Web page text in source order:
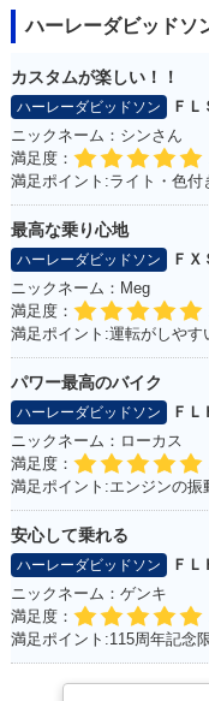
ハーレーダビッドソ
カスタムが楽しい！！
ハーレーダビッドソン
ＦＬ
ニックネーム：シンさん
満足度：
満足ポイント:ライト・色付
最高な乗り心地
ハーレーダビッドソン
Ｆ
ニックネーム：Meg
満足度：
満足ポイント:運転がしやす
パワー最高のバイク
ハーレーダビッドソン
Ｆ
ニックネーム：ローカス
満足度：
満足ポイント:エンジンの振
安心して乗れる
ハーレーダビッドソン
Ｆ
ニックネーム：ゲンキ
満足度：